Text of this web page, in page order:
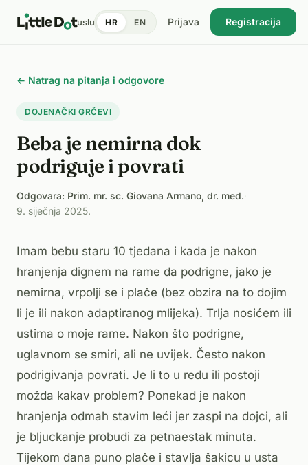
Doktori Pronađi uslugu USKORO CijeneDnevnik zdravljaBlog
HR EN Prijava Registracija
← Natrag na pitanja i odgovore
DOJENAČKI GRČEVI
Beba je nemirna dok
podriguje i povrati
Odgovara: Prim. mr. sc. Giovana Armano, dr. med.
9. siječnja 2025.
Imam bebu staru 10 tjedana i kada je nakon
hranjenja dignem na rame da podrigne, jako je
nemirna, vrpolji se i plače (bez obzira na to dojim
li je ili nakon adaptiranog mlijeka). Trlja nosićem ili
ustima o moje rame. Nakon što podrigne,
uglavnom se smiri, ali ne uvijek. Često nakon
podrigivanja povrati. Je li to u redu ili postoji
možda kakav problem? Ponekad je nakon
hranjenja odmah stavim leći jer zaspi na dojci, ali
je bljuckanje probudi za petnaestak minuta.
Tijekom dana puno plače i stavlja šakicu u usta